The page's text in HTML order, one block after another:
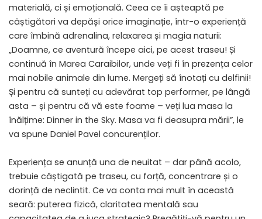
materială, ci și emoțională. Ceea ce îi așteaptă pe
câștigători va depăși orice imaginație, într-o experiență
care îmbină adrenalina, relaxarea și magia naturii:
„Doamne, ce aventură începe aici, pe acest traseu! Și
continuă în Marea Caraibilor, unde veți fi în prezența celor
mai nobile animale din lume. Mergeți să înotați cu delfinii!
Și pentru că sunteți cu adevărat top performer, pe lângă
asta – și pentru că vă este foame – veți lua masa la
înălțime: Dinner in the Sky. Masa va fi deasupra mării”, le
va spune Daniel Pavel concurenților.
Experiența se anunță una de neuitat – dar până acolo,
trebuie câștigată pe traseu, cu forță, concentrare și o
dorință de neclintit. Ce va conta mai mult în această
seară: puterea fizică, claritatea mentală sau